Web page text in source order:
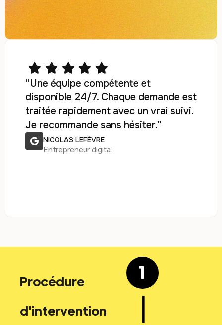
“Une équipe compétente et
disponible 24/7. Chaque demande est
traitée rapidement avec un vrai suivi.
Je recommande sans hésiter.”
NICOLAS LEFÈVRE
Entrepreneur digital
Procédure
d'intervention
1
|